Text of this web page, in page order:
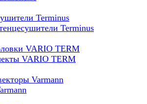
Terminus
Terminus
VARIO TERM
VARIO TERM
Varmann